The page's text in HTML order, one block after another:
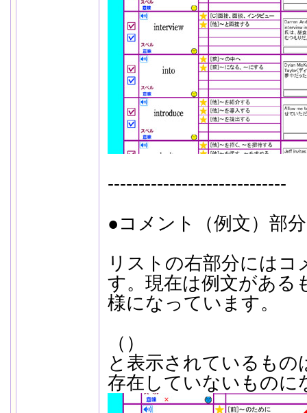
-----------------------------
●コメント（例文）部
リストの右部分にはコ
す。現在は例文がある
様になっています。
（）
と表示されているもの
存在していないものに